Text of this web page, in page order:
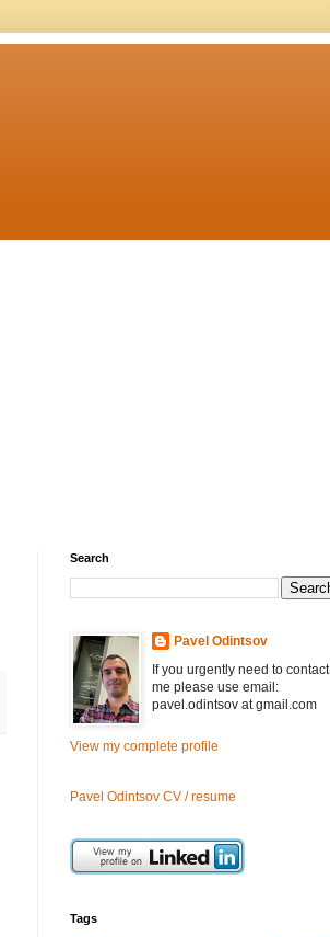
Search
Pavel Odintsov
If you urgently need to contact
me please use email:
pavel.odintsov at gmail.com
View my complete profile
Pavel Odintsov CV / resume
Tags